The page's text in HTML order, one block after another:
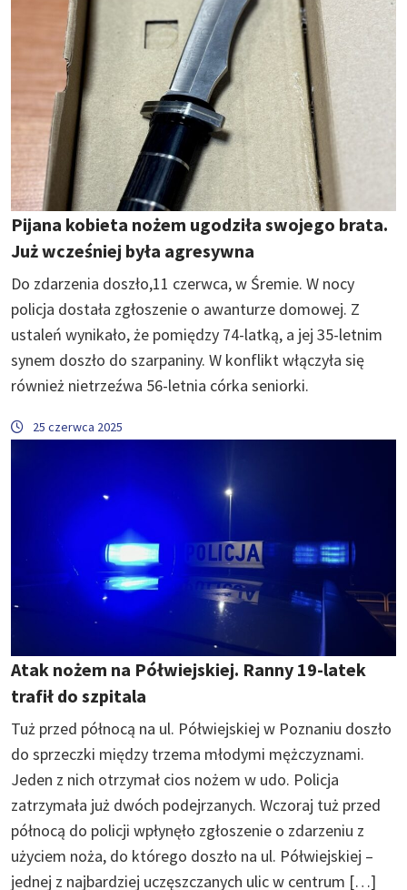
Pijana kobieta nożem ugodziła swojego brata.
Już wcześniej była agresywna
Do zdarzenia doszło,11 czerwca, w Śremie. W nocy
policja dostała zgłoszenie o awanturze domowej. Z
ustaleń wynikało, że pomiędzy 74-latką, a jej 35-letnim
synem doszło do szarpaniny. W konflikt włączyła się
również nietrzeźwa 56-letnia córka seniorki.
25 czerwca 2025
Atak nożem na Półwiejskiej. Ranny 19-latek
trafił do szpitala
Tuż przed północą na ul. Półwiejskiej w Poznaniu doszło
do sprzeczki między trzema młodymi mężczyznami.
Jeden z nich otrzymał cios nożem w udo. Policja
zatrzymała już dwóch podejrzanych. Wczoraj tuż przed
północą do policji wpłynęło zgłoszenie o zdarzeniu z
użyciem noża, do którego doszło na ul. Półwiejskiej –
jednej z najbardziej uczęszczanych ulic w centrum […]